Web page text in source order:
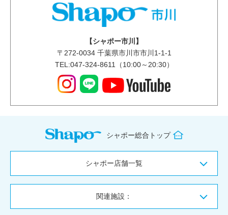
【シャポー市川】
〒 272-0034千葉県市川市市川1-1-1
TEL:047-324-8611（10:00～20:30）
シャポー総合トップ
シャポー店舗一覧
関連施設：